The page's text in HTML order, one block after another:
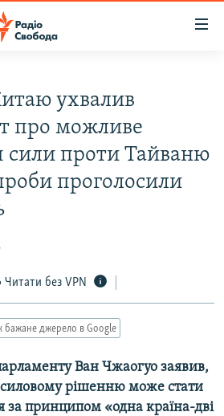
ухвалив
про можливе
сили проти Тайваню
проголосили
Читати без VPN
бажане джерело в Google
Ван Чжаогуо заявив,
рішенню може стати
за принципом «одна країна-дві